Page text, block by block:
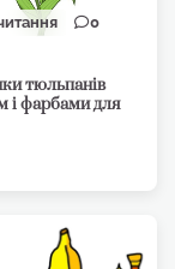
0
тюльпанів
і фарбами для